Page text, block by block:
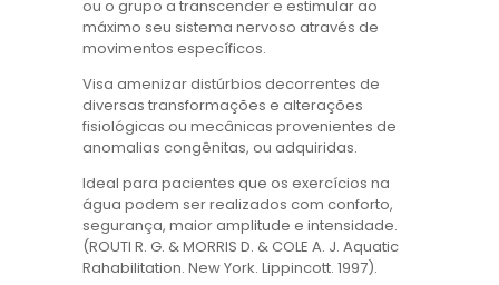
ou o grupo a transcender e estimular ao
máximo seu sistema nervoso através de
movimentos específicos.
Visa amenizar distúrbios decorrentes de
diversas transformações e alterações
fisiológicas ou mecânicas provenientes de
anomalias congênitas, ou adquiridas.
Ideal para pacientes que os exercícios na
água podem ser realizados com conforto,
segurança, maior amplitude e intensidade.
(ROUTI R. G. & MORRIS D. & COLE A. J. Aquatic
Rahabilitation. New York. Lippincott. 1997).